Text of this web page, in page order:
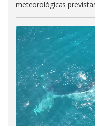
meteorológicas